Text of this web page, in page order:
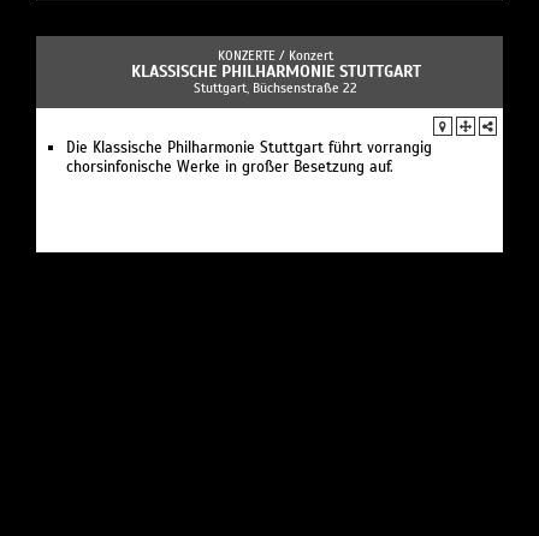
KONZERTE / Konzert
KLASSISCHE PHILHARMONIE STUTTGART
Stuttgart, Büchsenstraße 22
Die Klassische Philharmonie Stuttgart führt vorrangig
chorsinfonische Werke in großer Besetzung auf.